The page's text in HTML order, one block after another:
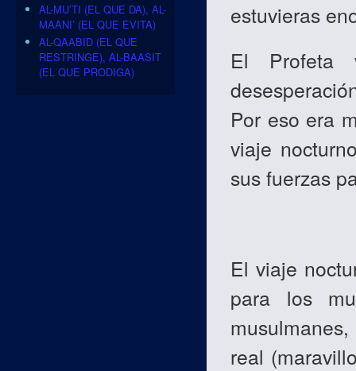
estuvieras
El Profeta
Por eso era
viaje
sus fuerzas
El viaje
para los
real
AL-MU’TI (EL QUE DA), AL-
MAANI’ (EL QUE EVITA)
AL-QAABID (EL QUE
RESTRINGE), AL-BAASIT
(EL QUE PRODIGA)